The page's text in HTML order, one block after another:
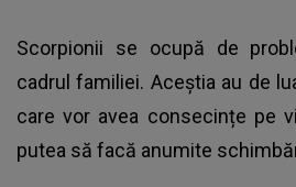
Scorpionii se ocupă de
cadrul familiei. Aceștia au de
care vor avea consecințe pe
putea să facă anumite